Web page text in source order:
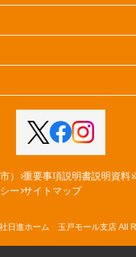
） 重要事項説明書説明資料
ー サイトマップ
日進ホーム 玉戸モール支店 All